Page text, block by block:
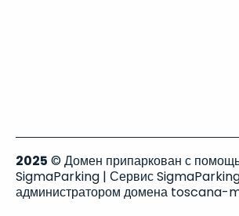
2025 © Домен припаркован с
SigmaParking | Сервис
администратором домена toscana-